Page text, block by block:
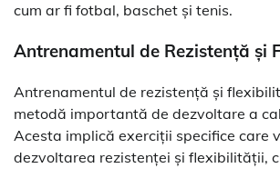
cum ar fi fotbal, baschet și tenis.
Antrenamentul de Rezistență și
Antrenamentul de rezistență și
metodă importantă de dezvoltare a
Acesta implică exerciții specifice care
dezvoltarea rezistenței și flexibilității,